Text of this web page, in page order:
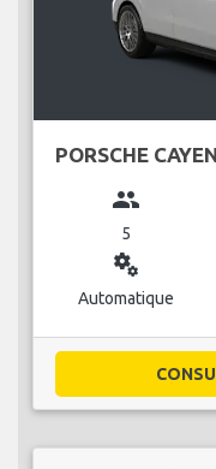
PORSCHE
group
5
miscellaneous_services
Automatique